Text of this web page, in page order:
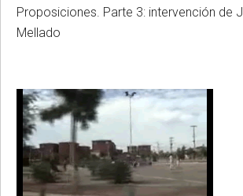
Proposiciones. Parte 3: intervención de
Mellado